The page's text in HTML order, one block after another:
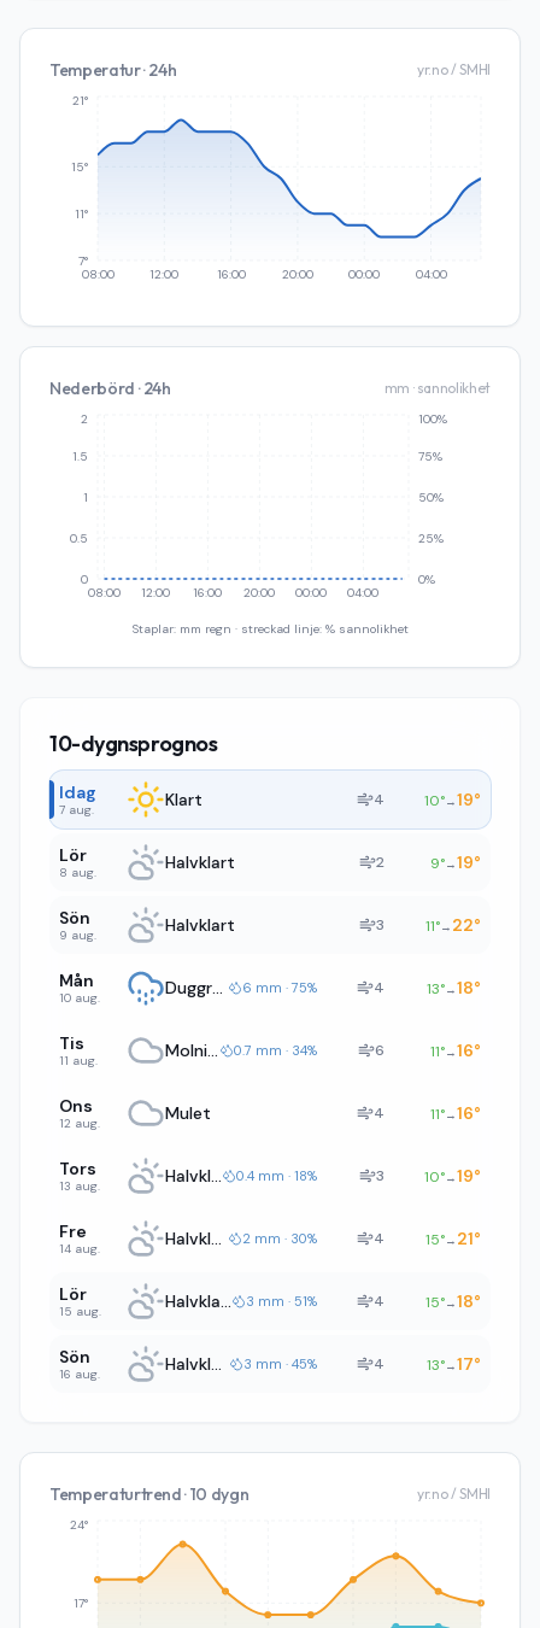
Temperatur · 24h yr.no / SMHI
08:00 12:00 16:00 20:00 00:00 04:00
7°
11°
15°
21°
Nederbörd · 24h mm · sannolikhet
08:00 12:00 16:00 20:00 00:00 04:00
0
0.5
1
1.5
2
0%
25%
50%
75%
100%
Staplar: mm regn · streckad linje: % sannolikhet
10-dygnsprognos
Idag
7 aug. Klart 4 10°→19°
Lör
8 aug. Halvklart 2 9°→19°
Sön
9 aug. Halvklart 3 11°→ 22°
Mån
10 aug. Duggregn 6 mm · 75% 4 13°→18°
Tis
11 aug. Molnigt 0.7 mm · 34% 6 11°→16°
Ons
12 aug. Mulet 4 11°→16°
Tors
13 aug. Halvklart 0.4 mm · 18% 3 10°→19°
Fre
14 aug. Halvklart 2 mm · 30% 4 15°→ 21°
Lör
15 aug. Halvklart 3 mm · 51% 4 15°→18°
Sön
16 aug. Halvklart 3 mm · 45% 4 13°→17°
Temperaturtrend · 10 dygn yr.no / SMHI
17°
24°